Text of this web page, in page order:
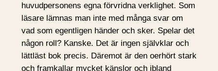
huvudpersonens egna förvridna verklighet. Som
läsare lämnas man inte med många svar om
vad som egentligen händer och sker. Spelar det
någon roll? Kanske. Det är ingen självklar och
lättläst bok precis. Däremot är den oerhört stark
och framkallar mycket känslor och ibland